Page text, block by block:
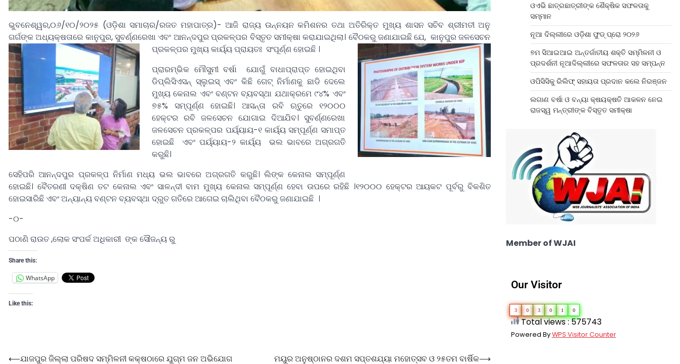
ଭୁବନେଶ୍ୱର,୦୬/୧୦/୨୦୨୫ (ଓଡ଼ିଶା ସମାଚାର/ରଜତ ମହାପାତ୍ର)- ଆଜି ରାଜ୍ୟ ଉନ୍ନୟନ କମିଶନର ତଥା ଅତିରିକ୍ତ ମୁଖ୍ୟ ଶାସନ ସଚିବ ଶ୍ରୀମତୀ ଅନୁ
ଗର୍ଗଙ୍କ ଅଧ୍ୟକ୍ଷତାରେ କାନୁପୁର, ସୁବର୍ଣ୍ଣରେଖା ଏବଂ ଆନନ୍ଦପୁର ପ୍ରକଳ୍ପର ବିସ୍ତୃତ ସମୀକ୍ଷା କରାଯାଇଥିଲା। ବୈଠକରୁ ଜଣାଯାଇଛି ଯେ, କାନୁପୁର ଜଳସେଚନ
ପ୍ରକଳ୍ପର ମୁଖ୍ୟ କାର୍ୟ୍ୟ ପ୍ରାୟତଃ ସଂପୂର୍ଣ୍ଣ ହୋଇଛି ।
ପ୍ରାରମ୍ଭିକ ମୌସୁମୀ ବର୍ଷା ଯୋଗୁଁ ବାଧାପ୍ରାପ୍ତ ହୋଇଥିବା
ଡିପ୍ଲିସିଏସନ୍ ସ୍ଲୁଇସ୍ ଏବଂ କିଛି ଗେଟ୍ ନିର୍ମାଣକୁ ଛାଡି ଦେଲେ
ମୁଖ୍ୟ କେନାଲ ଏବଂ ବଣ୍ଟନ ବ୍ୟବସ୍ଥା ଯଥାକ୍ରମେ ୯୪% ଏବଂ
୭୫% ସମ୍ପୂର୍ଣ୍ଣ ହୋଇଛି। ଆସନ୍ତା ରବି ଋତୁରେ ୧୨୦୦୦
ହେକ୍ଟର ରବି ଜଳସେଚନ ଯୋଗାଇ ଦିଆଯିବ। ସୁବର୍ଣ୍ଣରେଖା
ଜଳସେଚନ ପ୍ରକଳ୍ପର ପର୍ୟ୍ୟାୟ-୧ କାର୍ୟ୍ୟ ସମ୍ପୂର୍ଣ୍ଣ ସମାପ୍ତ
ହୋଇଛି ଏବଂ ପର୍ୟ୍ୟାୟ-୨ କାର୍ୟ୍ୟ ଭଲ ଭାବରେ ଅଗ୍ରଗତି
କରୁଛି।
ସେହିପରି ଆନନ୍ଦପୁର ପ୍ରକଳ୍ପ ନିର୍ମାଣ ମଧ୍ୟ ଭଲ ଭାବରେ ଅଗ୍ରଗତି କରୁଛି। ଲିଙ୍କ କେନାଲ ସମ୍ପୂର୍ଣ୍ଣ
ହୋଇଛି। ବୈତରଣୀ ଦକ୍ଷିଣ ତଟ କେନାଲ ଏବଂ ସାଳନ୍ଦୀ ବାମ ମୁଖ୍ୟ କେନାଲ ସମ୍ପୂର୍ଣ୍ଣ ହେବା ଉପରେ ରହିଛି ।୧୨୦୦୦ ହେକ୍ଟର ଆୟକଟ ପୂର୍ବରୁ ବିକଶିତ
ହୋଇସାରିଛି ଏବଂ ଅନ୍ୟାନ୍ୟ ବଣ୍ଟନ ବ୍ୟବସ୍ଥା ଦ୍ରୁତ ଗତିରେ ଆଗେଇ ଚାଲିଥିବା ବୈଠକରୁ ଜଣାଯାଇଛି ।
-୦-
ପଠାଣି ରାଉତ ,ଲୋକ ସଂପର୍କ ଅଧିକାରୀ ଙ୍କ ସୌଜନ୍ୟ ରୁ
Share this:
WhatsApp
Like this:
⟵ଯାଜପୁର ଜିଲ୍ଲା ପରିଷଦ ସମ୍ମିଳନୀ କକ୍ଷଠାରେ ଯୁଗ୍ମ ଜନ ଅଭିଯୋଗ
ମୟୁର ଅନୁଷ୍ଠାନର ଦଶମ ସପ୍ତଶଯ୍ୟା ମହୋତ୍ସବ ଓ ୨୫ତମ ବାର୍ଷିକ⟶
ଓଏଭି ଛାତ୍ରଛାତ୍ରୀଙ୍କ ଶୈକ୍ଷିକ ସଫଳତାକୁ
ସମ୍ମାନ
ନୂଆ ଦିଲ୍ଲୀରେ ଓଡ଼ିଶା ଫୁଡ୍ ପ୍ରୋ ୨୦୨୬
୭ମ ସିଆଇଆଇ ଅନ୍ତର୍ଜାତୀୟ ଶକ୍ତି ସମ୍ମିଳନୀ ଓ
ପ୍ରଦର୍ଶନୀ ନୂଆଦିଲ୍ଲୀରେ ସଫଳତାର ସହ ସମ୍ପନ୍ନ
ଓପିସିସିକୁ ରିଲିଫ୍ ସହାୟତା ପ୍ରଦାନ କଲେ ନିରଞ୍ଜନ
ଲଗାଣ ବର୍ଷା ଓ ବନ୍ୟା କ୍ଷୟକ୍ଷତି ଆକଳନ ନେଇ
ରାଜସ୍ୱ ମନ୍ତ୍ରୀଙ୍କ ବିସ୍ତୃତ ସମୀକ୍ଷା
Member of WJAI
Our Visitor
3 0 3 0 1 0
Total views : 575743
Powered ByWPS Visitor Counter